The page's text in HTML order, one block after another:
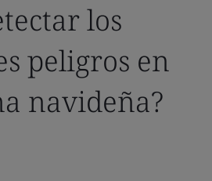
los
peligros en
navideña?